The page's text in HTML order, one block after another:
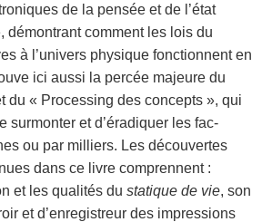
de la pensée et de l’état
démontrant comment les lois du
à l’univers physique fonctionnent en
ici aussi la percée majeure du
du « Processing des concepts », qui
surmonter et d’éradiquer les fac-
ou par milliers. Les découvertes
dans ce livre comprennent :
et les qualités du statique de vie, son
et d’enregistreur des impressions